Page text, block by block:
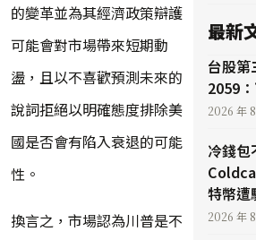
的變革並為其經濟政策辯護
可能會對市場帶來短期動
盪，且以不喜歡預測未來的
說詞拒絕以明確態度排除美
國是否會有陷入衰退的可能
性。
換言之，市場認為川普是不
最新
台股第
2059
2026 年
冷錢包
特幣遭
2026 年